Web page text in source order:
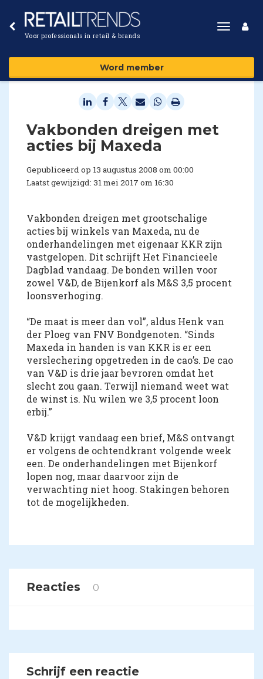
Voor professionals in retail & brands
Toggle
Word member
Vakbonden dreigen met
acties bij Maxeda
Gepubliceerd op 13 augustus 2008 om 00:00
Laatst gewijzigd: 31 mei 2017 om 16:30
Vakbonden dreigen met grootschalige
acties bij winkels van Maxeda, nu de
onderhandelingen met eigenaar KKR zijn
vastgelopen. Dit schrijft Het Financieele
Dagblad vandaag. De bonden willen voor
zowel V&D, de Bijenkorf als M&S 3,5 procent
loonsverhoging.
“De maat is meer dan vol”, aldus Henk van
der Ploeg van FNV Bondgenoten. “Sinds
Maxeda in handen is van KKR is er een
verslechering opgetreden in de cao’s. De cao
van V&D is drie jaar bevroren omdat het
slecht zou gaan. Terwijl niemand weet wat
de winst is. Nu wilen we 3,5 procent loon
erbij.”
V&D krijgt vandaag een brief, M&S ontvangt
er volgens de ochtendkrant volgende week
een. De onderhandelingen met Bijenkorf
lopen nog, maar daarvoor zijn de
verwachting niet hoog. Stakingen behoren
tot de mogelijkheden.
Reacties 0
Schrijf een reactie